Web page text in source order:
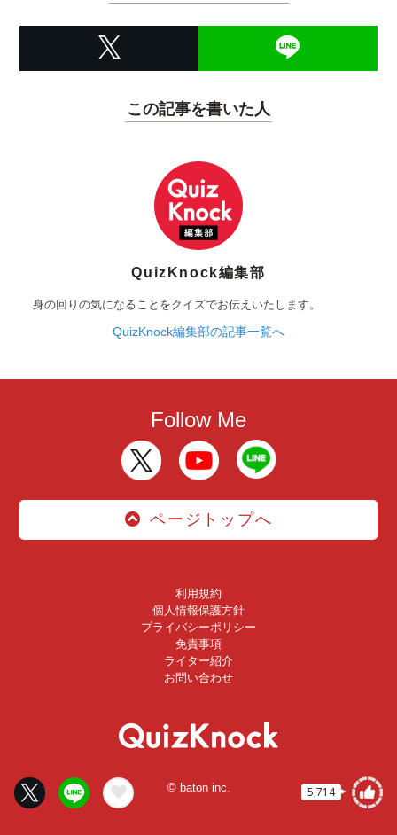
5,714
この記事を書いた人
QuizKnock編集部
身の回りの気になることをクイズでお伝えいたします。
QuizKnock編集部の記事一覧へ
Follow Me
ページトップへ
利用規約
個人情報保護方針
プライバシーポリシー
免責事項
ライター紹介
お問い合わせ
© baton inc.